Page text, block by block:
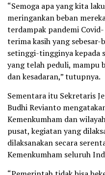
“Semoga apa yang kita
meringankan beban
terdampak pandemi Covid-
terima kasih yang sebesar-
setinggi-tingginya kepada
yang telah peduli, mampu
dan kesadaran,” tutupnya.
Sementara itu Sekretaris
Budhi Revianto
Kemenkumham dan
pusat, kegiatan yang
dilaksanakan secara
Kemenkumham seluruh